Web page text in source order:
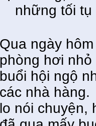
những tối tụ
Qua ngày
phòng hơi
buổi hội ngộ
các nhà
lo nói